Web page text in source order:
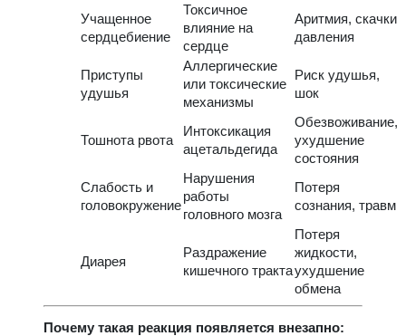
Учащенное
сердцебиение
Токсичное
влияние на
сердце
Аритмия, скачки
давления
Приступы
удушья
Аллергические
или токсические
механизмы
Риск удушья,
шок
Тошнота рвота
Интоксикация
ацетальдегида
Обезвоживание,
ухудшение
состояния
Слабость и
головокружение
Нарушения
работы
головного мозга
Потеря
сознания, травм
Диарея
Раздражение
кишечного тракта
Потеря
жидкости,
ухудшение
обмена
Почему такая реакция появляется внезапно: